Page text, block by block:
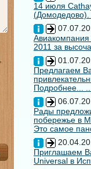
14 июля
(Домодедово).
Авиакомпания
2011 за
Предлагаем
Подробнее... ...
Рады
побережье в
Это самое
Приглашаем
Universal в